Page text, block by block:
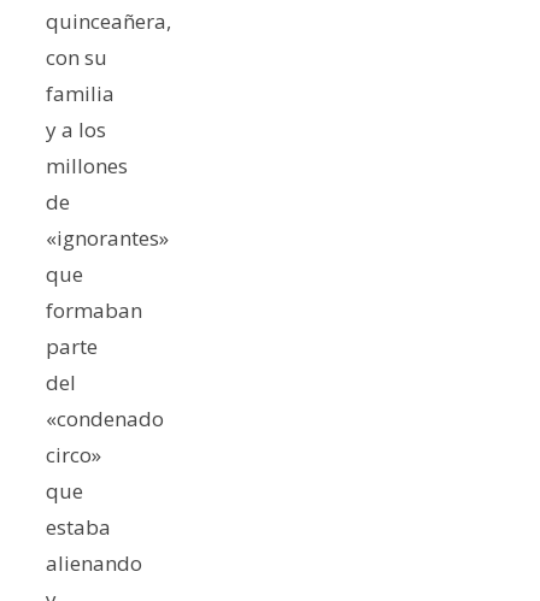
quinceañera,
con su
familia
y a los
millones
de
«ignorantes»
que
formaban
parte
del
«condenado
circo»
que
estaba
alienando